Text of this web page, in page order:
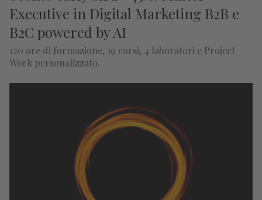
Executive in Digital Marketing B2B e
B2C powered by AI
120 ore di formazione, 19 corsi, 4 laboratori e Project
Work personalizzato.